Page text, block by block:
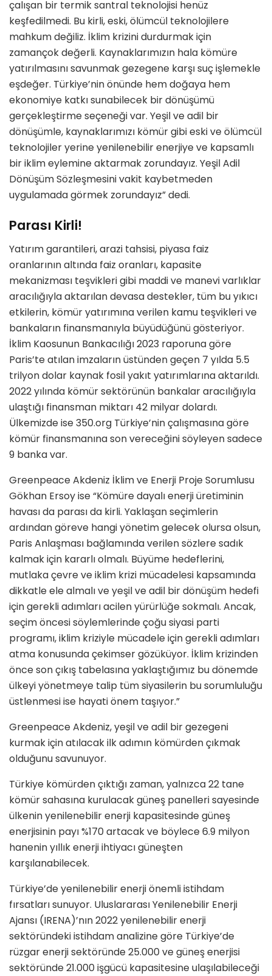
çalışan bir termik santral teknolojisi henüz
keşfedilmedi. Bu kirli, eski, ölümcül teknolojilere
mahkum değiliz. İklim krizini durdurmak için
zamançok değerli. Kaynaklarımızın hala kömüre
yatırılmasını savunmak gezegene karşı suç işlemekle
eşdeğer. Türkiye’nin önünde hem doğaya hem
ekonomiye katkı sunabilecek bir dönüşümü
gerçekleştirme seçeneği var. Yeşil ve adil bir
dönüşümle, kaynaklarımızı kömür gibi eski ve ölümcül
teknolojiler yerine yenilenebilir enerjiye ve kapsamlı
bir iklim eylemine aktarmak zorundayız. Yeşil Adil
Dönüşüm Sözleşmesini vakit kaybetmeden
uygulamada görmek zorundayız” dedi.
Parası Kirli!
Yatırım garantileri, arazi tahsisi, piyasa faiz
oranlarının altında faiz oranları, kapasite
mekanizması teşvikleri gibi maddi ve manevi varlıklar
aracılığıyla aktarılan devasa destekler, tüm bu yıkıcı
etkilerin, kömür yatırımına verilen kamu teşvikleri ve
bankaların finansmanıyla büyüdüğünü gösteriyor.
İklim Kaosunun Bankacılığı 2023 raporuna göre
Paris’te atılan imzaların üstünden geçen 7 yılda 5.5
trilyon dolar kaynak fosil yakıt yatırımlarına aktarıldı.
2022 yılında kömür sektörünün bankalar aracılığıyla
ulaştığı finansman miktarı 42 milyar dolardı.
Ülkemizde ise 350.org Türkiye’nin çalışmasına göre
kömür finansmanına son vereceğini söyleyen sadece
9 banka var.
Greenpeace Akdeniz İklim ve Enerji Proje Sorumlusu
Gökhan Ersoy ise “Kömüre dayalı enerji üretiminin
havası da parası da kirli. Yaklaşan seçimlerin
ardından göreve hangi yönetim gelecek olursa olsun,
Paris Anlaşması bağlamında verilen sözlere sadık
kalmak için kararlı olmalı. Büyüme hedeflerini,
mutlaka çevre ve iklim krizi mücadelesi kapsamında
dikkatle ele almalı ve yeşil ve adil bir dönüşüm hedefi
için gerekli adımları acilen yürürlüğe sokmalı. Ancak,
seçim öncesi söylemlerinde çoğu siyasi parti
programı, iklim kriziyle mücadele için gerekli adımları
atma konusunda çekimser gözüküyor. İklim krizinden
önce son çıkış tabelasına yaklaştığımız bu dönemde
ülkeyi yönetmeye talip tüm siyasilerin bu sorumluluğu
üstlenmesi ise hayati önem taşıyor.”
Greenpeace Akdeniz, yeşil ve adil bir gezegeni
kurmak için atılacak ilk adımın kömürden çıkmak
olduğunu savunuyor.
Türkiye kömürden çıktığı zaman, yalnızca 22 tane
kömür sahasına kurulacak güneş panelleri sayesinde
ülkenin yenilenebilir enerji kapasitesinde güneş
enerjisinin payı %170 artacak ve böylece 6.9 milyon
hanenin yıllık enerji ihtiyacı güneşten
karşılanabilecek.
Türkiye’de yenilenebilir enerji önemli istihdam
fırsatları sunuyor. Uluslararası Yenilenebilir Enerji
Ajansı (IRENA)’nın 2022 yenilenebilir enerji
sektöründeki istihdam analizine göre Türkiye’de
rüzgar enerji sektöründe 25.000 ve güneş enerjisi
sektöründe 21.000 işgücü kapasitesine ulaşılabileceği